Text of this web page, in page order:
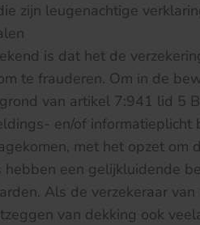
zijn leugenachtige
is dat het de
te frauderen. Om in de
van artikel 7:941 lid 5
en/of informatieplicht
met het opzet om
hebben een gelijkluidende
Als de verzekeraar
van dekking ook